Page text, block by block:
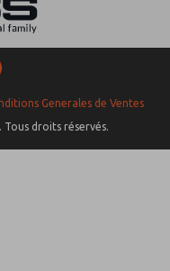
Generales de Ventes
Tous droits réservés.